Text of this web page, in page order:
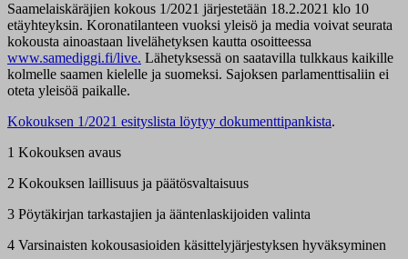
Saamelaiskäräjien kokous 1/2021 järjestetään 18.2.2021 klo 10
etäyhteyksin. Koronatilanteen vuoksi yleisö ja media voivat seurata
kokousta ainoastaan livelähetyksen kautta osoitteessa
www.samediggi.fi/live. Lähetyksessä on saatavilla tulkkaus kaikille
kolmelle saamen kielelle ja suomeksi. Sajoksen parlamenttisaliin ei
oteta yleisöä paikalle.
Kokouksen 1/2021 esityslista löytyy dokumenttipankista.
1 Kokouksen avaus
2 Kokouksen laillisuus ja päätösvaltaisuus
3 Pöytäkirjan tarkastajien ja ääntenlaskijoiden valinta
4 Varsinaisten kokousasioiden käsittelyjärjestyksen hyväksyminen